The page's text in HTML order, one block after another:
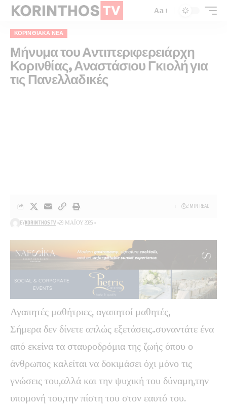
Aa
ΚΟΡΙΝΘΙΑΚΆ ΝΈΑ
Μήνυμα του Αντιπεριφερειάρχη
Κορινθίας, Αναστάσιου Γκιολή για
τις Πανελλαδικές
BYKORINTHOSTV 29 ΜΑΪ́ΟΥ 2026
2 MIN READ
Αγαπητές μαθήτριες, αγαπητοί μαθητές,
Σήμερα δεν δίνετε απλώς εξετάσεις..συναντάτε ένα
από εκείνα τα σταυροδρόμια της ζωής όπου ο
άνθρωπος καλείται να δοκιμάσει όχι μόνο τις
γνώσεις του,αλλά και την ψυχική του δύναμη,την
υπομονή του,την πίστη του στον εαυτό του.